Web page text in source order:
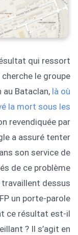
qui ressort
cherche le groupe
Bataclan, là où
la mort sous les
revendiquée par
a assuré tenter
son service de
de ce problème
dessus
un porte-parole
ce résultat est-il
? Il s’agit en